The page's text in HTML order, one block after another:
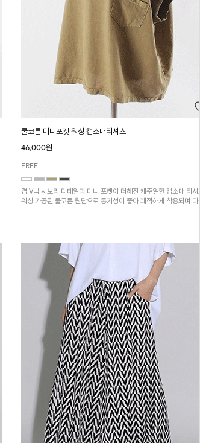
쿨코튼 미니포켓 워싱 캡소매티셔츠
46,000원
FREE
겹 V넥 시보리 디테일과 미니 포켓이 더해진 캐주얼한 캡소매 티셔
워싱 가공된 쿨코튼 원단으로 통기성이 좋아 쾌적하게 착용되며 다